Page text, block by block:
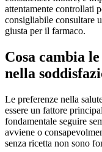
attentamente controllati
consigliabile consultare
giusta per il farmaco.
Cosa cambia
nella
Le preferenze nella
essere un fattore
fondamentale seguire
avviene o
senza ricetta non sono